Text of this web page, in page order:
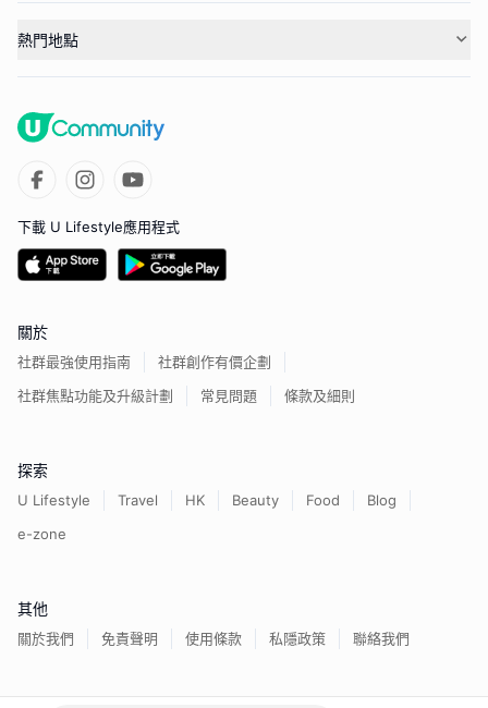
熱門地點
下載 U Lifestyle應用程式
關於
社群最強使用指南
社群創作有價企劃
社群焦點功能及升級計劃
常見問題 條款及細則
探索
U Lifestyle Travel HK Beauty Food
Blog
e-zone
其他
關於我們 免責聲明 使用條款 私隱政策 聯絡我們